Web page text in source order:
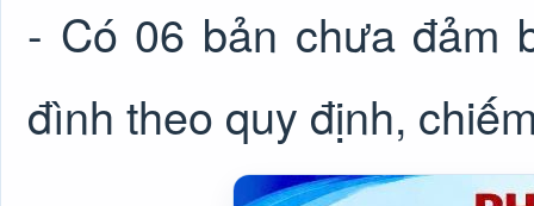
- Có 06 bản chưa đảm
đình theo quy định,